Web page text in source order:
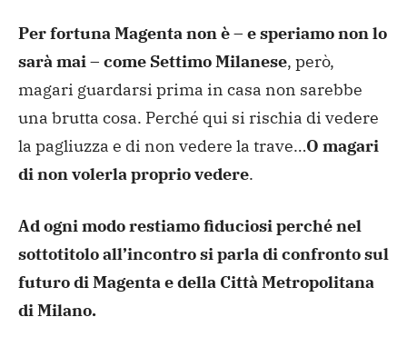
Per fortuna Magenta non è – e speriamo non lo
sarà mai – come Settimo Milanese, però,
magari guardarsi prima in casa non sarebbe
una brutta cosa. Perché qui si rischia di vedere
la pagliuzza e di non vedere la trave…O magari
di non volerla proprio vedere.
Ad ogni modo restiamo fiduciosi perché nel
sottotitolo all’incontro si parla di confronto sul
futuro di Magenta e della Città Metropolitana
di Milano.